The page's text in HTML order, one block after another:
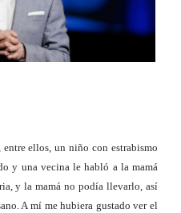
ellos, un niño con estrabismo
y una vecina le habló a la mamá
y la mamá no podía llevarlo, así
A mí me hubiera gustado ver el